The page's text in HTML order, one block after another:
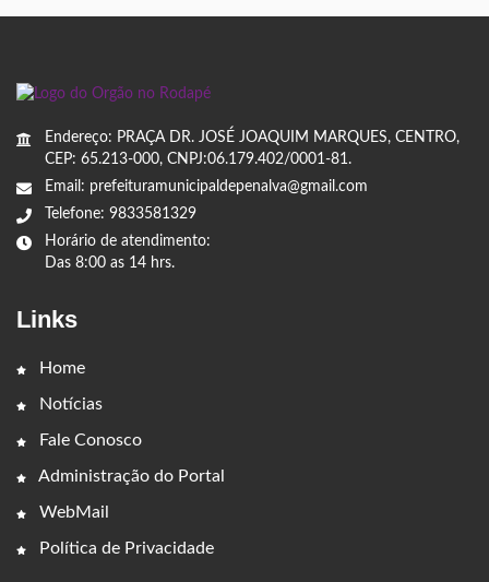
Endereço: PRAÇA DR. JOSÉ JOAQUIM MARQUES, CENTRO,
CEP: 65.213-000, CNPJ:06.179.402/0001-81.
Email: prefeituramunicipaldepenalva@gmail.com
Telefone: 9833581329
Horário de atendimento:
Das 8:00 as 14 hrs.
Links
Home
Notícias
Fale Conosco
Administração do Portal
WebMail
Política de Privacidade